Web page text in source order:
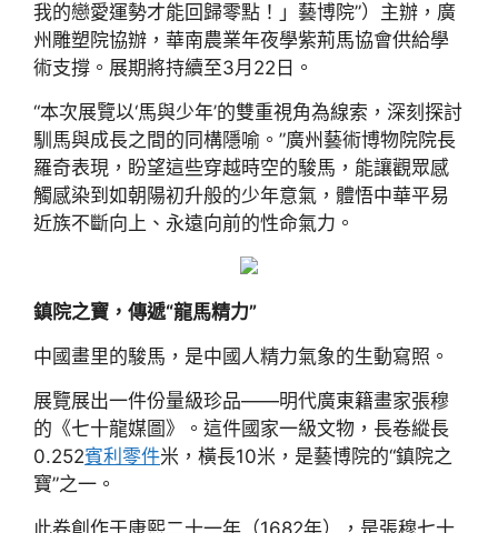
我的戀愛運勢才能回歸零點！」藝博院”）主辦，廣
州雕塑院協辦，華南農業年夜學紫荊馬協會供給學
術支撐。展期將持續至3月22日。
“本次展覽以‘馬與少年’的雙重視角為線索，深刻探討
馴馬與成長之間的同構隱喻。”廣州藝術博物院院長
羅奇表現，盼望這些穿越時空的駿馬，能讓觀眾感
觸感染到如朝陽初升般的少年意氣，體悟中華平易
近族不斷向上、永遠向前的性命氣力。
鎮院之寶，傳遞“龍馬精力”
中國畫里的駿馬，是中國人精力氣象的生動寫照。
展覽展出一件份量級珍品——明代廣東籍畫家張穆
的《七十龍媒圖》。這件國家一級文物，長卷縱長
0.252賓利零件米，橫長10米，是藝博院的“鎮院之
寶”之一。
此卷創作于康熙二十一年（1682年），是張穆七十